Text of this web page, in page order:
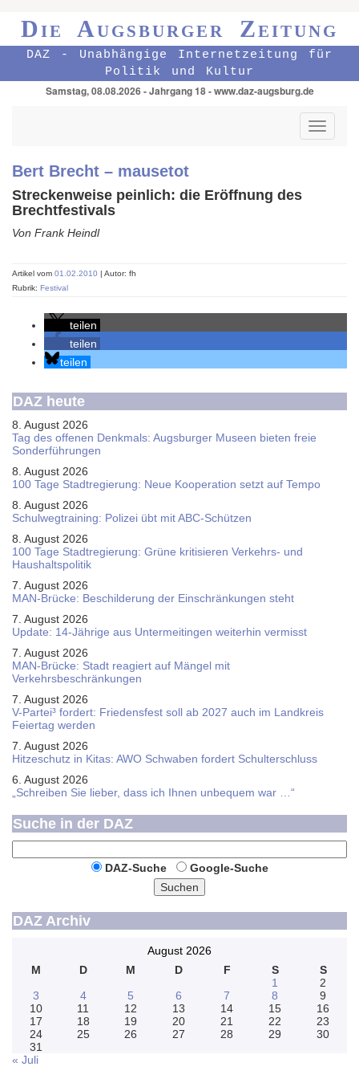
Die Augsburger Zeitung
DAZ - Unabhängige Internetzeitung für
Politik und Kultur
Samstag, 08.08.2026 - Jahrgang 18 - www.daz-augsburg.de
Toggle
Bert Brecht – mausetot
Streckenweise peinlich: die Eröffnung des
Brechtfestivals
Von Frank Heindl
Artikel vom 01.02.2010 | Autor: fh
Rubrik: Festival
teilen
teilen
teilen
DAZ heute
8. August 2026
Tag des offenen Denkmals: Augsburger Museen bieten freie
Sonderführungen
8. August 2026
100 Tage Stadtregierung: Neue Kooperation setzt auf Tempo
8. August 2026
Schul­weg­trai­ning: Poli­zei übt mit ABC-Schüt­zen
8. August 2026
100 Tage Stadtregierung: Grüne kritisieren Verkehrs- und
Haushaltspolitik
7. August 2026
MAN-Brücke: Beschilderung der Einschränkungen steht
7. August 2026
Update: 14-Jährige aus Untermeitingen weiterhin vermisst
7. August 2026
MAN-Brücke: Stadt reagiert auf Mängel mit
Verkehrsbeschränkungen
7. August 2026
V-Partei­³ fordert: Friedens­fest soll ab 2027 auch im Land­kreis
Feier­tag werden
7. August 2026
Hitzeschutz in Kitas: AWO Schwaben fordert Schulterschluss
6. August 2026
„Schreiben Sie lieber, dass ich Ihnen unbequem war …“
Suche in der DAZ
DAZ-Suche
Google-Suche
Suchen
DAZ Archiv
August 2026
M
D M D F S
S
1
2
3
4 5 6 7 8
9
10
11 12 13 14 15
16
17
18 19 20 21 22
23
24
25 26 27 28 29
30
31
« Juli